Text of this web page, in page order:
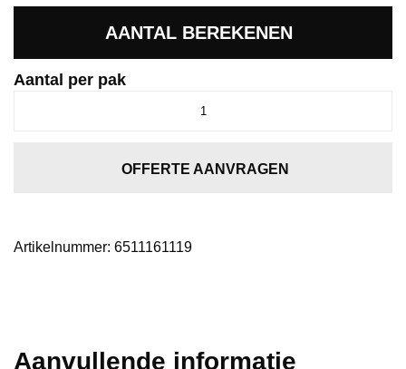
AANTAL BEREKENEN
Aantal per pak
OFFERTE AANVRAGEN
Artikelnummer: 6511161119
Aanvullende informatie